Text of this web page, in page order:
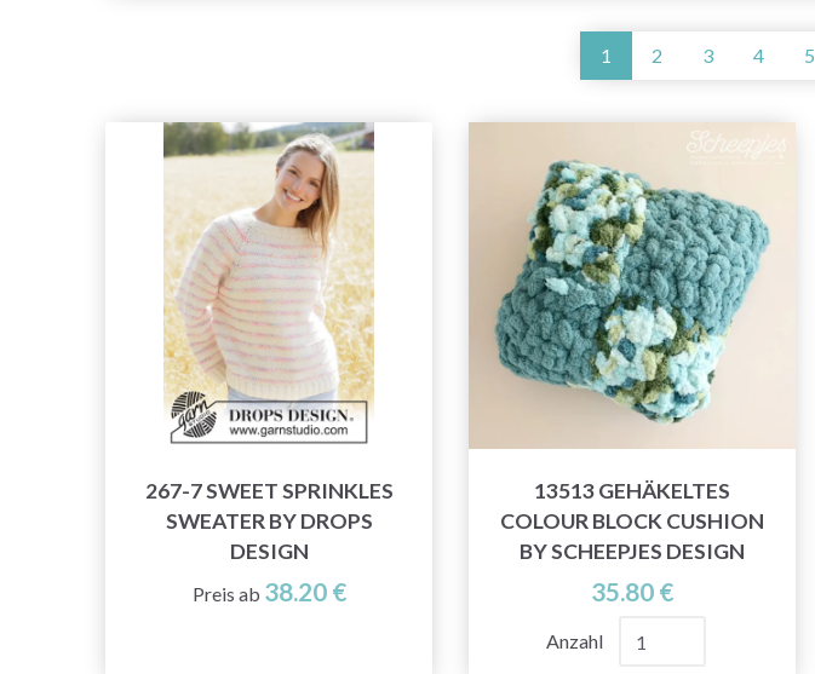
1 2 3 4 5
267-7 SWEET SPRINKLES
SWEATER BY DROPS
DESIGN
Preis ab 38.20 €
13513 GEHÄKELTES
COLOUR BLOCK CUSHION
BY SCHEEPJES DESIGN
35.80 €
Anzahl